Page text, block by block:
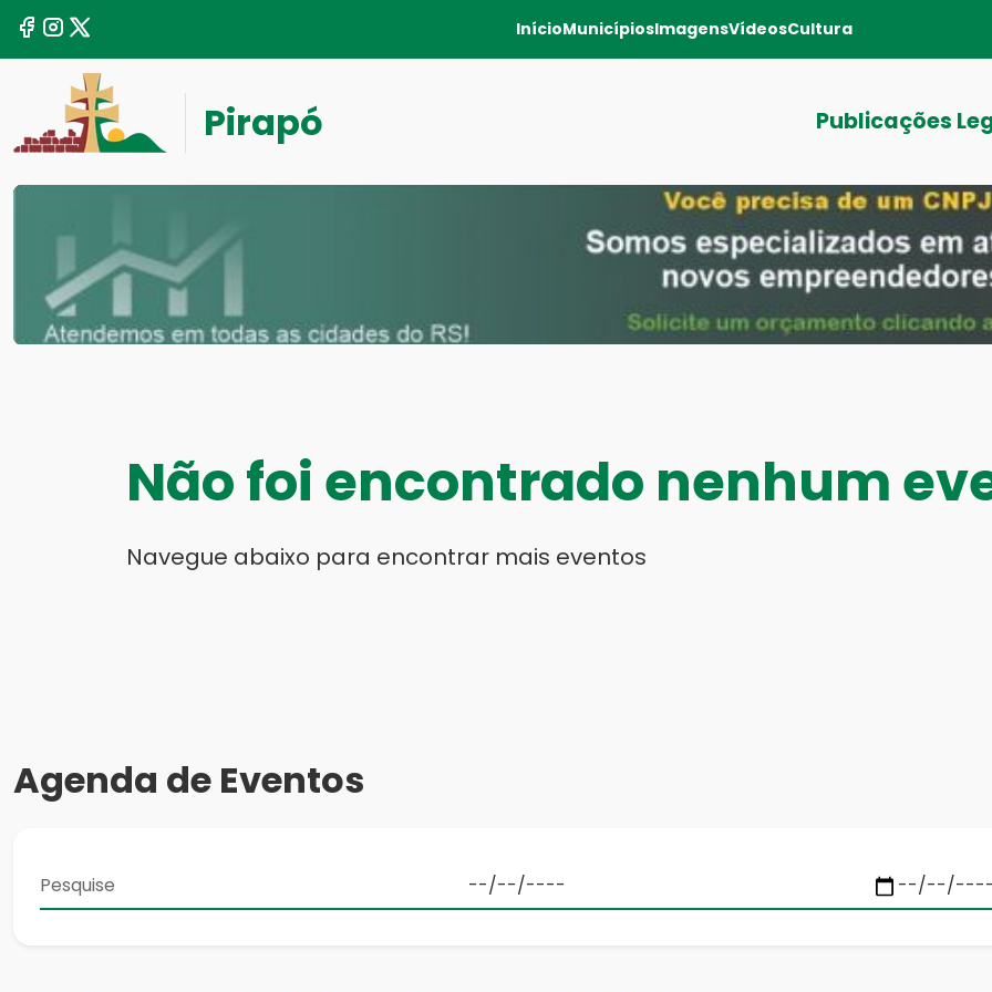
InícioMunicípiosImagensVídeosCultura
Pirapó Publicações
Não foi encontrado nenhum
Navegue abaixo para encontrar mais eventos
Agenda de Eventos